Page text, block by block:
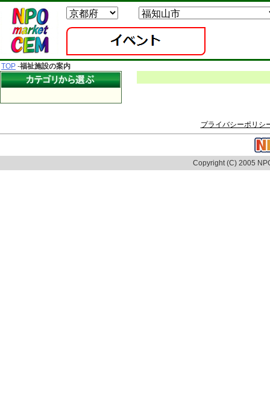
TOP -福祉施設の案内
プライバシーポリシ
Copyright (C) 2005